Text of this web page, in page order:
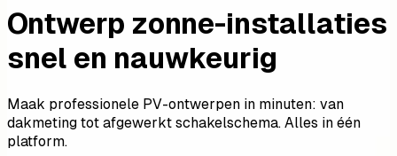
Ontwerp zonne-installaties
snel en nauwkeurig
Maak professionele PV-ontwerpen in minuten: van
dakmeting tot afgewerkt schakelschema. Alles in één
platform.